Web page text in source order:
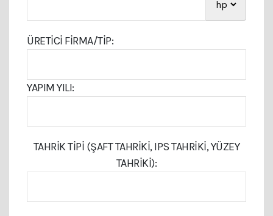
ÜRETICI FIRMA/TIP:
YAPIM YILI:
TAHRIK TIPI (ŞAFT TAHRIKI, IPS TAHRIKI, YÜZEY
TAHRIKI):